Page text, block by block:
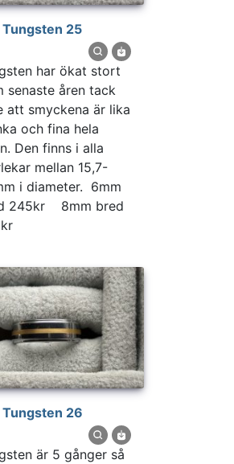
Tungsten 25
har ökat stort
senaste åren tack
att smyckena är lika
och fina hela
Den finns i alla
mellan 15,7-
i diameter. 6mm
245kr 8mm bred
Tungsten 26
är 5 gånger så